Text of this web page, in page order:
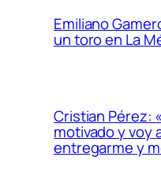
Emiliano
un toro en La
Cristian Pérez:
motivado y voy
entregarme y